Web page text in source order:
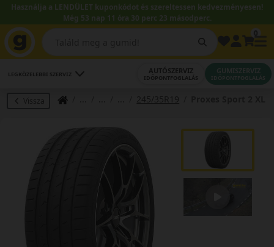
Használja a LENDÜLET kuponkódot és szereltessen kedvezményesen!
Még 53 nap 11 óra 30 perc 23 másodperc.
LEGKÖZELEBBI SZERVIZ AUTÓSZERVIZ
IDŐPONTFOGLALÁS
GUMISZERVIZ
IDŐPONTFOGLALÁS
Vissza 245/35R19